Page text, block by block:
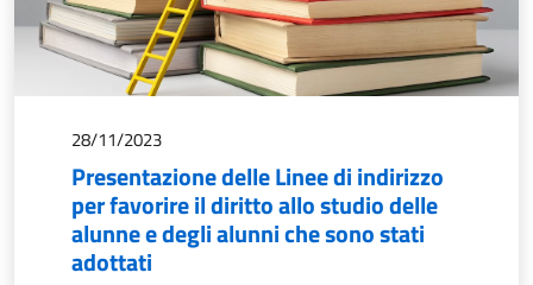
28/11/2023
Presentazione delle Linee di indirizzo
per favorire il diritto allo studio delle
alunne e degli alunni che sono stati
adottati